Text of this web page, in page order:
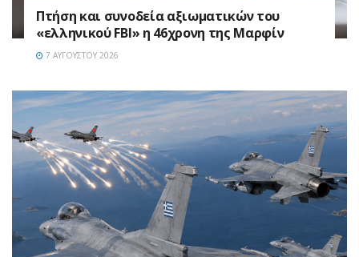
Πτήση και συνοδεία αξιωματικών του
«ελληνικού FBI» η 46χρονη της Μαρφίν
7 ΑΥΓΟΎΣΤΟΥ 2026